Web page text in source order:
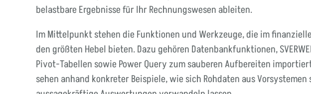
belastbare Ergebnisse für Ihr Rechnungswesen ableiten.
Im Mittelpunkt stehen die Funktionen und Werkzeuge, die im
den größten Hebel bieten. Dazu gehören Datenbankfunktionen,
Pivot-Tabellen sowie Power Query zum sauberen Aufbereiten
sehen anhand konkreter Beispiele, wie sich Rohdaten aus